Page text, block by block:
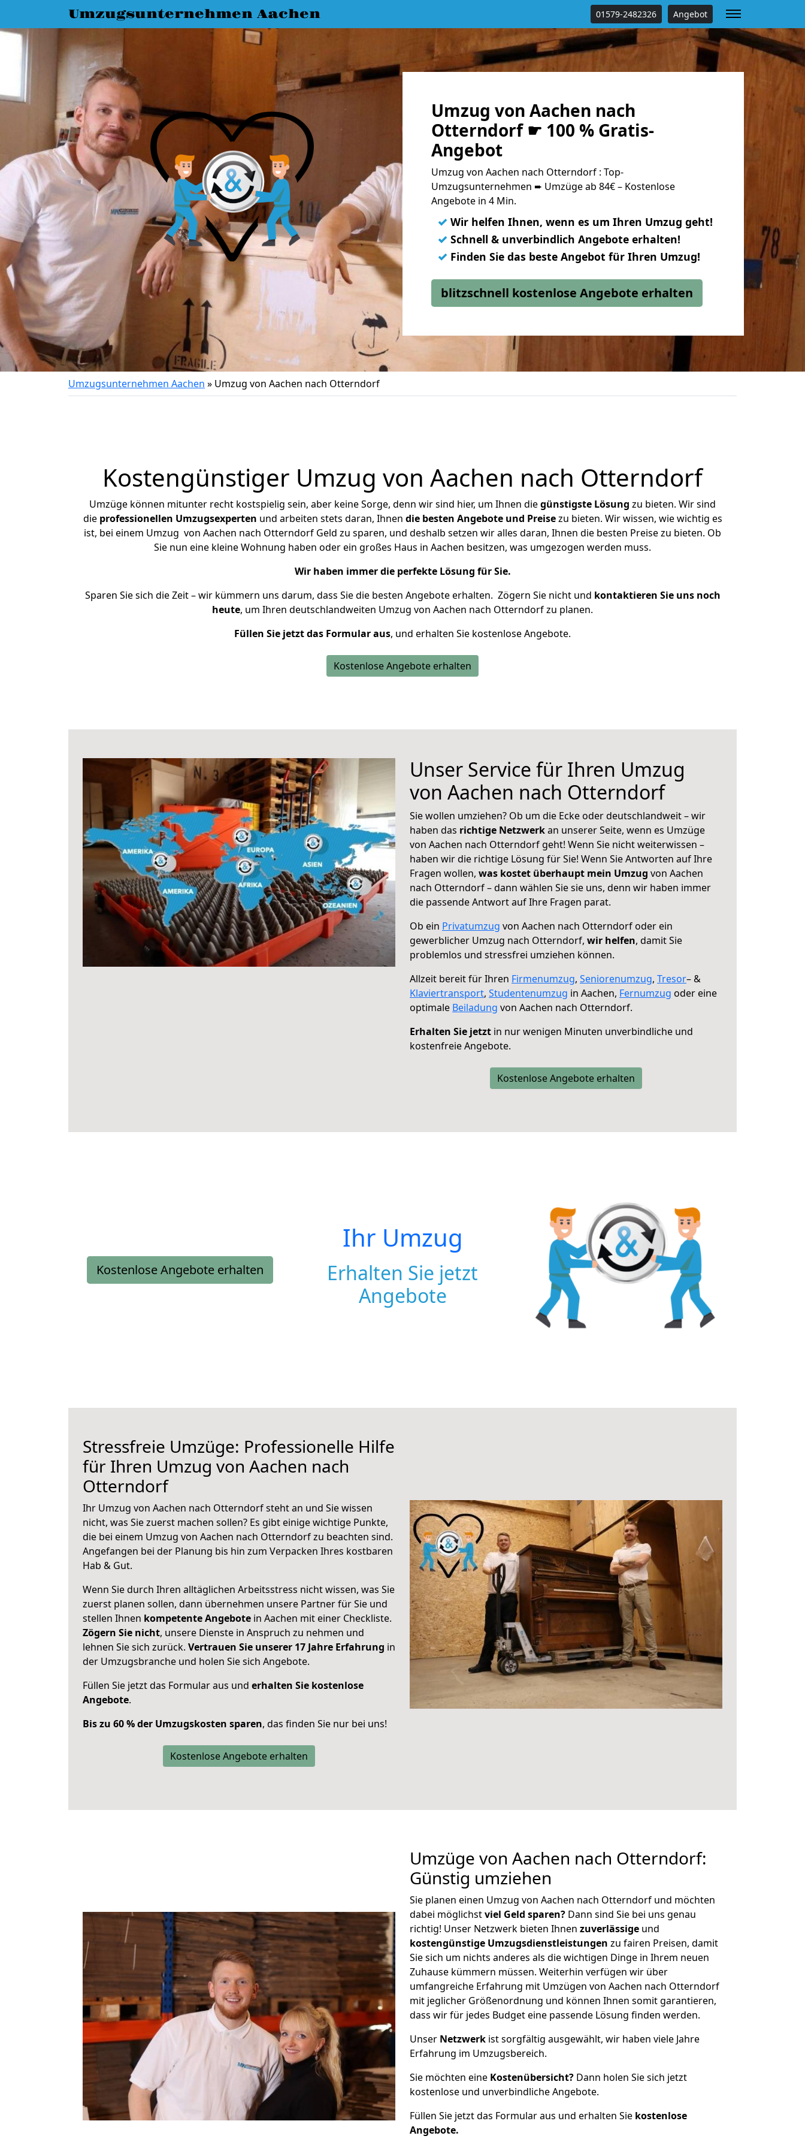
Umzugsunternehmen Aachen 01579-2482326 Angebot
Umzug von Aachen nach
Otterndorf ☛ 100 % Gratis-
Angebot
Umzug von Aachen nach Otterndorf : Top-
Umzugsunternehmen ➨ Umzüge ab 84€ – Kostenlose
Angebote in 4 Min.
✓ Wir helfen Ihnen, wenn es um Ihren Umzug geht!
✓ Schnell & unverbindlich Angebote erhalten!
✓ Finden Sie das beste Angebot für Ihren Umzug!
blitzschnell kostenlose Angebote erhalten
Umzugsunternehmen Aachen » Umzug von Aachen nach Otterndorf
Kostengünstiger Umzug von Aachen nach Otterndorf
Umzüge können mitunter recht kostspielig sein, aber keine Sorge, denn wir sind hier, um Ihnen diegünstigste Lösung zu bieten. Wir sind
die professionellen Umzugsexperten und arbeiten stets daran, Ihnen die besten Angebote und Preisezu bieten. Wir wissen, wie wichtig es
ist, bei einem Umzug von Aachen nach Otterndorf Geld zu sparen, und deshalb setzen wir alles daran, Ihnen die besten Preise zu bieten. Ob
Sie nun eine kleine Wohnung haben oder ein großes Haus in Aachen besitzen, was umgezogen werden muss.
Wir haben immer die perfekte Lösung für Sie.
Sparen Sie sich die Zeit – wir kümmern uns darum, dass Sie die besten Angebote erhalten. Zögern Sie nicht und kontaktieren Sie uns noch
heute, um Ihren deutschlandweiten Umzug von Aachen nach Otterndorf zu planen.
Füllen Sie jetzt das Formular aus, und erhalten Sie kostenlose Angebote.
Kostenlose Angebote erhalten
Unser Service für Ihren Umzug
von Aachen nach Otterndorf
Sie wollen umziehen? Ob um die Ecke oder deutschlandweit – wir
haben das richtige Netzwerkan unserer Seite, wenn es Umzüge
von Aachen nach Otterndorf geht! Wenn Sie nicht weiterwissen –
haben wir die richtige Lösung für Sie! Wenn Sie Antworten auf Ihre
Fragen wollen, was kostet überhaupt mein Umzug von Aachen
nach Otterndorf – dann wählen Sie sie uns, denn wir haben immer
die passende Antwort auf Ihre Fragen parat.
Ob ein Privatumzug von Aachen nach Otterndorf oder ein
gewerblicher Umzug nach Otterndorf, wir helfen, damit Sie
problemlos und stressfrei umziehen können.
Allzeit bereit für Ihren Firmenumzug, Seniorenumzug, Tresor– &
Klaviertransport, Studentenumzug in Aachen, Fernumzug oder eine
optimale Beiladung von Aachen nach Otterndorf.
Erhalten Sie jetzt in nur wenigen Minuten unverbindliche und
kostenfreie Angebote.
Kostenlose Angebote erhalten
Kostenlose Angebote erhalten
Ihr Umzug
Erhalten Sie jetzt
Angebote
Stressfreie Umzüge: Professionelle Hilfe
für Ihren Umzug von Aachen nach
Otterndorf
Ihr Umzug von Aachen nach Otterndorf steht an und Sie wissen
nicht, was Sie zuerst machen sollen? Es gibt einige wichtige Punkte,
die bei einem Umzug von Aachen nach Otterndorf zu beachten sind.
Angefangen bei der Planung bis hin zum Verpacken Ihres kostbaren
Hab & Gut.
Wenn Sie durch Ihren alltäglichen Arbeitsstress nicht wissen, was Sie
zuerst planen sollen, dann übernehmen unsere Partner für Sie und
stellen Ihnen kompetente Angebote in Aachen mit einer Checkliste.
Zögern Sie nicht, unsere Dienste in Anspruch zu nehmen und
lehnen Sie sich zurück. Vertrauen Sie unserer 17 Jahre Erfahrung in
der Umzugsbranche und holen Sie sich Angebote.
Füllen Sie jetzt das Formular aus und erhalten Sie kostenlose
Angebote.
Bis zu 60 % der Umzugskosten sparen, das finden Sie nur bei uns!
Kostenlose Angebote erhalten
Umzüge von Aachen nach Otterndorf:
Günstig umziehen
Sie planen einen Umzug von Aachen nach Otterndorf und möchten
dabei möglichstviel Geld sparen? Dann sind Sie bei uns genau
richtig! Unser Netzwerk bieten Ihnen zuverlässige und
kostengünstige Umzugsdienstleistungen zu fairen Preisen, damit
Sie sich um nichts anderes als die wichtigen Dinge in Ihrem neuen
Zuhause kümmern müssen. Weiterhin verfügen wir über
umfangreiche Erfahrung mit Umzügen von Aachen nach Otterndorf
mit jeglicher Größenordnung und können Ihnen somit garantieren,
dass wir für jedes Budget eine passende Lösung finden werden.
Unser Netzwerk ist sorgfältig ausgewählt, wir haben viele Jahre
Erfahrung im Umzugsbereich.
Sie möchten eine Kostenübersicht? Dann holen Sie sich jetzt
kostenlose und unverbindliche Angebote.
Füllen Sie jetzt das Formular aus und erhalten Sie kostenlose
Angebote.